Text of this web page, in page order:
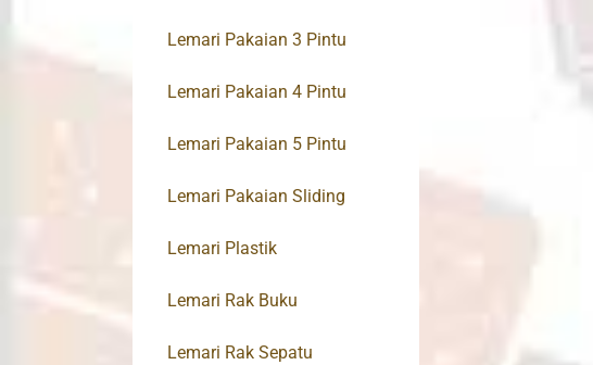
Lemari Pakaian 3 Pintu
Lemari Pakaian 4 Pintu
Lemari Pakaian 5 Pintu
Lemari Pakaian Sliding
Lemari Plastik
Lemari Rak Buku
Lemari Rak Sepatu